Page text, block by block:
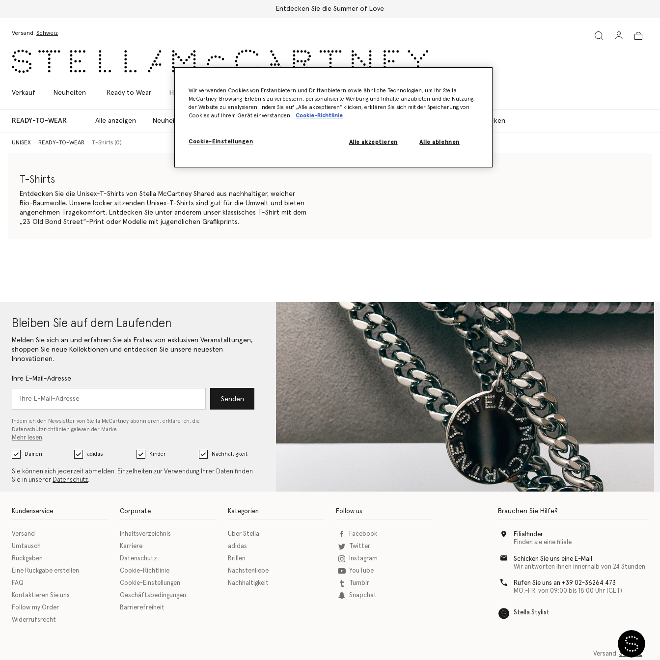
Entdecken Sie die Summer of Love
Versand: Schweiz
Verkauf Neuheiten Ready to Wear Handtaschen Schuhe Zubehör Adidas Kinder Stella's World
READY-TO-WEAR Alle anzeigen Neuheiten Hosen & Shorts Mäntel & Jacken
UNISEX READY-TO-WEAR T-Shirts (0)
T-Shirts
Entdecken Sie die Unisex-T-Shirts von Stella McCartney Shared aus nachhaltiger, weicher
Bio-Baumwolle. Unsere locker sitzenden Unisex-T-Shirts sind gut für die Umwelt und bieten
angenehmen Tragekomfort. Entdecken Sie unter anderem unser klassisches T-Shirt mit dem
„23 Old Bond Street“-Print oder Modelle mit jugendlichen Grafikprints.
Bleiben Sie auf dem Laufenden
Melden Sie sich an und erfahren Sie als Erstes von exklusiven Veranstaltungen,
shoppen Sie neue Kollektionen und entdecken Sie unsere neuesten
Innovationen.
Ihre E-Mail-Adresse
Senden
Indem ich den Newsletter von Stella McCartney abonnieren, erkläre ich, die
Datenschutzrichtlinien gelesen der Marke…
Mehr lesen
Damen adidas Kinder Nachhaltigkeit
Sie können sich jederzeit abmelden. Einzelheiten zur Verwendung Ihrer Daten finden
Sie in unserer Datenschutz.
Kundenservice
Versand
Umtausch
Rückgaben
Eine Rückgabe erstellen
FAQ
Kontaktieren Sie uns
Follow my Order
Widerrufsrecht
Corporate
Inhaltsverzeichnis
Karriere
Datenschutz
Cookie-Richtlinie
Cookie-Einstellungen
Geschäftsbedingungen
Barrierefreiheit
Kategorien
Über Stella
adidas
Brillen
Nächstenliebe
Nachhaltigkeit
Follow us
Facebook
Twitter
Instagram
YouTube
Tumblr
Snapchat
Brauchen Sie Hilfe?
Filialfinder
Finden sie eine filiale
Schicken Sie uns eine E-Mail
Wir antworten Ihnen innerhalb von 24 Stunden
Rufen Sie uns an +39 02-36264 473
MO.-FR. von 09:00 bis 18:00 Uhr (CET)
Stella Stylist
Versand: Schweiz
Wir verwenden Cookies von Erstanbietern und Drittanbietern sowie ähnliche Technologien, um Ihr Stella
McCartney-Browsing-Erlebnis zu verbessern, personalisierte Werbung und Inhalte anzubieten und die Nutzung
der Website zu analysieren. Indem Sie auf „Alle akzeptieren" klicken, erklären Sie sich mit der Speicherung von
Cookies auf Ihrem Gerät einverstanden.
Cookie-Richtlinie
Cookie-Einstellungen Alle ablehnen
Alle akzeptieren